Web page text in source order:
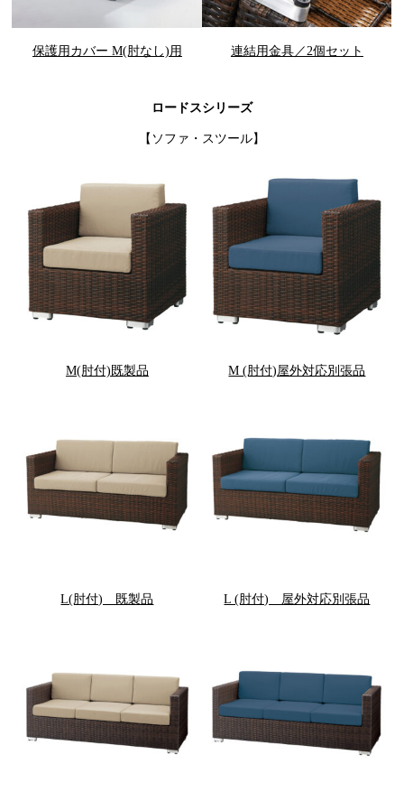
保護用カバー M(肘なし)用 連結用金具／2個セット
ロードスシリーズ
【ソファ・スツール】
M(肘付)既製品 M (肘付)屋外対応別張品
L(肘付) 既製品 L (肘付) 屋外対応別張品